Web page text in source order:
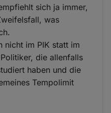
sich ja immer,
was
nicht im PIK statt im
die allenfalls
haben und die
Tempolimit